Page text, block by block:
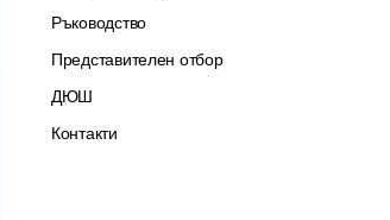
Ръководство
Представителен отбор
ДЮШ
Контакти